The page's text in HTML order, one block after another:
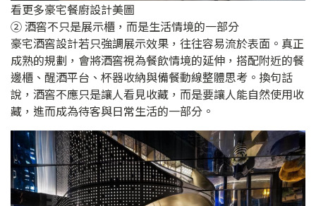
看更多豪宅餐廚設計美圖
② 酒窖不只是展示櫃，而是生活情境的一部分
豪宅酒窖設計若只強調展示效果，往往容易流於表面。真正
成熟的規劃，會將酒窖視為餐飲情境的延伸，搭配附近的餐
邊櫃、醒酒平台、杯器收納與備餐動線整體思考。換句話
說，酒窖不應只是讓人看見收藏，而是要讓人能自然使用收
藏，進而成為待客與日常生活的一部分。